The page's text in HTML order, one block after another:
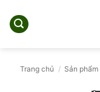
qua
Trang chủ / Sản phẩm